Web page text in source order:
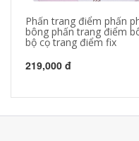
Phấn trang điểm phấn
bông phấn trang điểm
bộ cọ trang điểm fix
219,000 đ